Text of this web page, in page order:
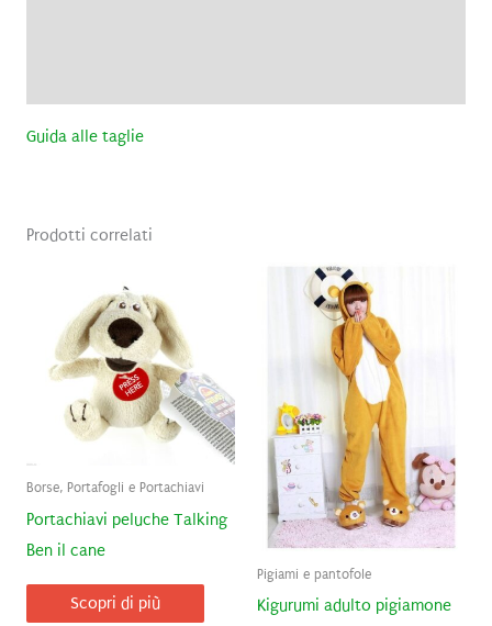
Guida alle taglie
Prodotti correlati
Borse, Portafogli e Portachiavi
Portachiavi peluche Talking
Ben il cane
Scopri di più
Pigiami e pantofole
Kigurumi adulto pigiamone